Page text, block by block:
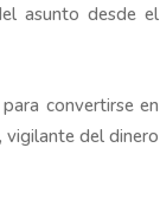
asunto desde el
convertirse en
vigilante del dinero